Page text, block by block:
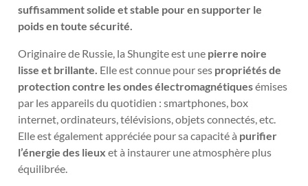
suffisamment solide et stable pour en supporter le
poids en toute sécurité.
Originaire de Russie, la Shungite est une pierre noire
lisse et brillante. Elle est connue pour ses propriétés de
protection contre les ondes électromagnétiquesémises
par les appareils du quotidien : smartphones, box
internet, ordinateurs, télévisions, objets connectés, etc.
Elle est également appréciée pour sa capacité à purifier
l’énergie des lieux et à instaurer une atmosphère plus
équilibrée.